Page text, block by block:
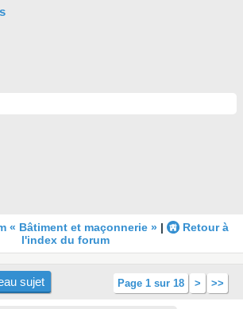
« Bâtiment et maçonnerie »|
Retour à
l'index du forum
Page 1 sur 18 > >>
sujet